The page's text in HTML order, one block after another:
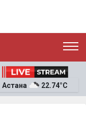
Астана 22.74°C